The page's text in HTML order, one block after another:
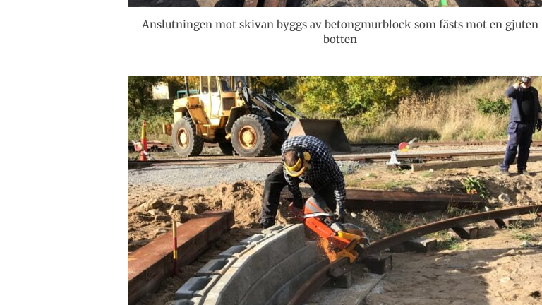
Anslutningen mot skivan byggs av betongmurblock som fästs mot en gjuten
botten